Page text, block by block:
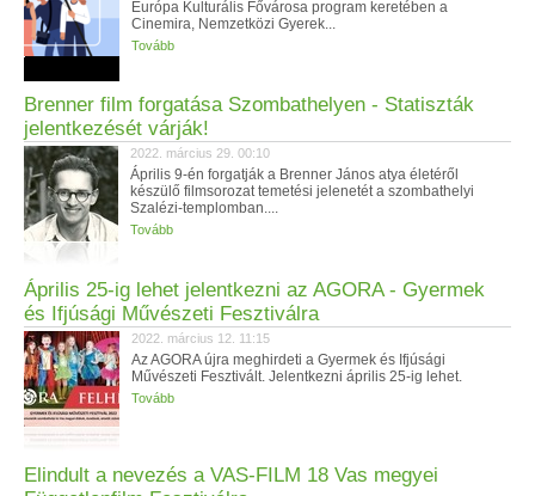
Európa Kulturális Fővárosa program keretében a
Cinemira, Nemzetközi Gyerek...
Tovább
Brenner film forgatása Szombathelyen - Statiszták
jelentkezését várják!
2022. március 29. 00:10
Április 9-én forgatják a Brenner János atya életéről
készülő filmsorozat temetési jelenetét a szombathelyi
Szalézi-templomban....
Tovább
Április 25-ig lehet jelentkezni az AGORA - Gyermek
és Ifjúsági Művészeti Fesztiválra
2022. március 12. 11:15
Az AGORA újra meghirdeti a Gyermek és Ifjúsági
Művészeti Fesztivált. Jelentkezni április 25-ig lehet.
Tovább
Elindult a nevezés a VAS-FILM 18 Vas megyei